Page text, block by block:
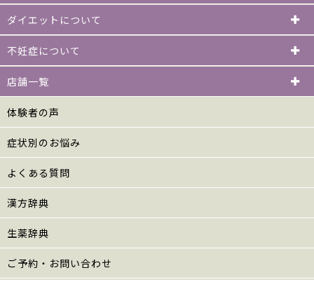
ダイエットについて
不妊症について
店舗一覧
体験者の声
症状別のお悩み
よくある質問
漢方辞典
生薬辞典
ご予約・お問い合わせ